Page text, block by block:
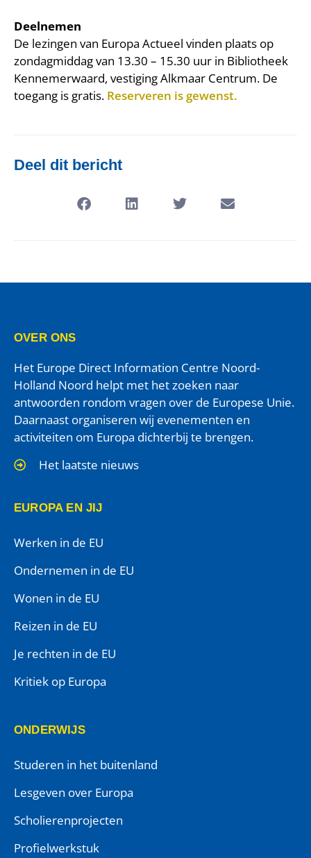
Deelnemen
De lezingen van Europa Actueel vinden plaats op
zondagmiddag van 13.30 – 15.30 uur in Bibliotheek
Kennemerwaard, vestiging Alkmaar Centrum. De
toegang is gratis. Reserveren is gewenst.
Deel dit bericht
OVER ONS
Het Europe Direct Information Centre Noord-
Holland Noord helpt met het zoeken naar
antwoorden rondom vragen over de Europese Unie.
Daarnaast organiseren wij evenementen en
activiteiten om Europa dichterbij te brengen.
Het laatste nieuws
EUROPA EN JIJ
Werken in de EU
Ondernemen in de EU
Wonen in de EU
Reizen in de EU
Je rechten in de EU
Kritiek op Europa
ONDERWIJS
Studeren in het buitenland
Lesgeven over Europa
Scholierenprojecten
Profielwerkstuk